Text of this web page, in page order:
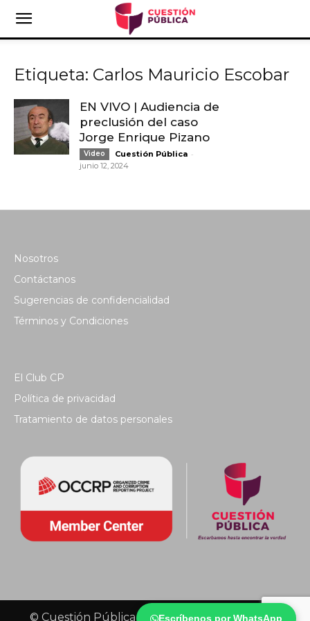
Escríbenos por WhatsApp
Etiqueta: Carlos Mauricio Escobar
EN VIVO | Audiencia de
preclusión del caso
Jorge Enrique Pizano
Video Cuestión Pública -
junio 12, 2024
Nosotros
Contáctanos
Sugerencias de confidencialidad
Términos y Condiciones
El Club CP
Política de privacidad
Tratamiento de datos personales
© Cuestión Pública 2018 - Todos los derechos